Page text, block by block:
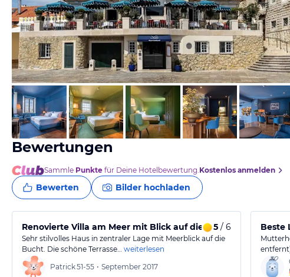
von Expedia
Bewertungen
Sammle Punkte für Deine Hotelbewertung.Kostenlos anmelden
Bewerten Bilder hochladen
Renovierte Villa am Meer mit Blick auf die Bucht
5 / 6
Sehr stilvolles Haus in zentraler Lage mit Meerblick auf die
Bucht. Die schöne Terrasse… weiterlesen
Patrick51-55 • September 2017
Beste